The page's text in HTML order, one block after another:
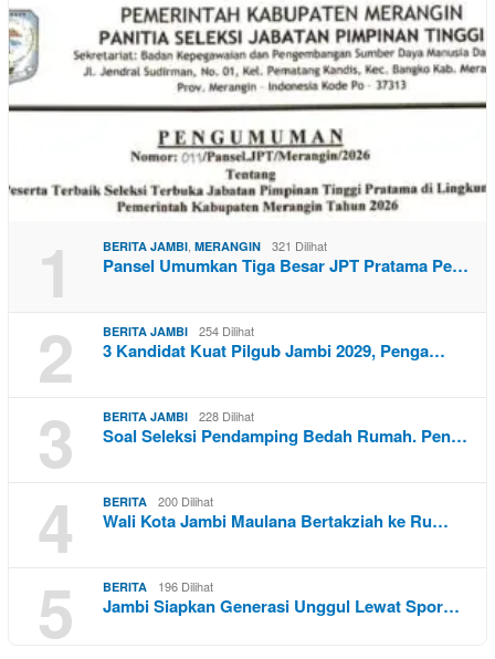
1 BERITA JAMBI MERANGIN 321 Dilihat
Pansel Umumkan Tiga Besar JPT Pratama Pe…
2 BERITA JAMBI 254 Dilihat
3 Kandidat Kuat Pilgub Jambi 2029, Penga…
3 BERITA JAMBI 228 Dilihat
Soal Seleksi Pendamping Bedah Rumah. Pen…
4 BERITA 200 Dilihat
Wali Kota Jambi Maulana Bertakziah ke Ru…
5 BERITA 196 Dilihat
Jambi Siapkan Generasi Unggul Lewat Spor…